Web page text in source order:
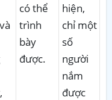
có thể
trình
bày
được.
hiện,
chỉ một
số
người
nắm
được